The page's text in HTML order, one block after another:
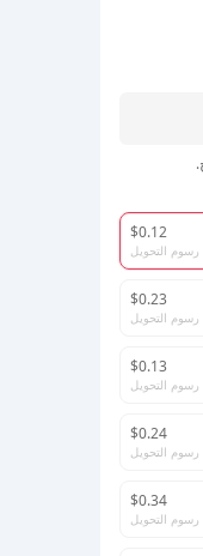
$0.12
رسوم التحويل
$0.23
رسوم التحويل
$0.13
رسوم التحويل
$0.24
رسوم التحويل
$0.34
رسوم التحويل